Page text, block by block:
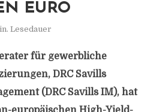
EURO
Lesedauer
für gewerbliche
DRC Savills
(DRC Savills IM), hat